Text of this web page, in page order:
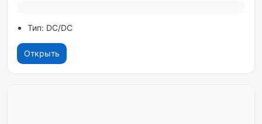
Тип: DC/DC
Открыть